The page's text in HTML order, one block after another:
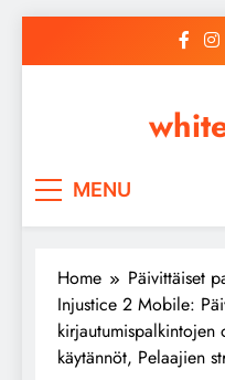
MENU
Home
Päivittäiset
Injustice 2 Mobile:
kirjautumispalkintojen
käytännöt, Pelaajien